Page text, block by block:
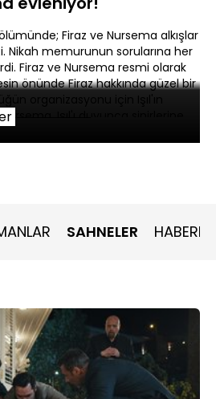
Firaz ve Nursema alkışlar
Nikah memurunun sorularına her
Firaz ve Nursema resmi olarak
önünde Firaz hakkında güzel bir
organizasyonu için Işıl'ın
Işıl'ı duyunca sinirlerine
hareketi karşısında şoke oldu.
SAHNELER